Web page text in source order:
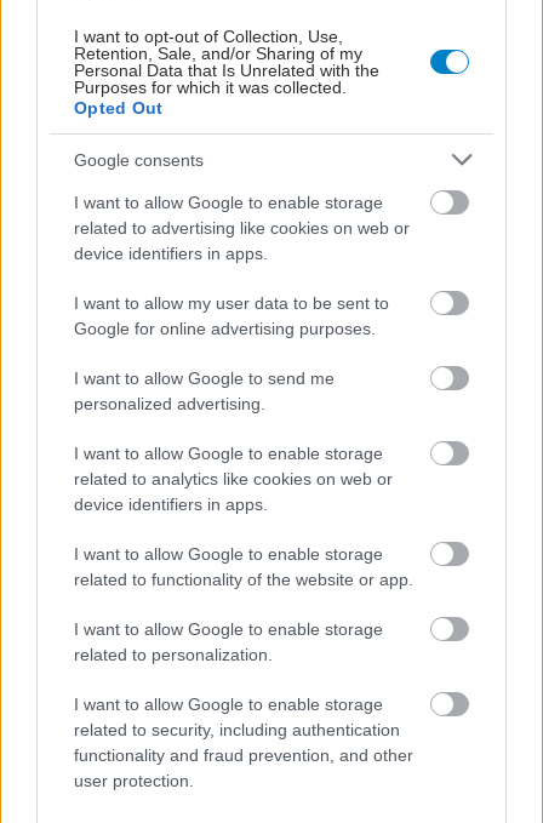
I want to opt-out of Collection, Use,
Retention, Sale, and/or Sharing of my
Personal Data that Is Unrelated with the
Purposes for which it was collected.
Opted Out
Google consents
I want to allow Google to enable storage
related to advertising like cookies on web or
device identifiers in apps.
I want to allow my user data to be sent to
Google for online advertising purposes.
I want to allow Google to send me
personalized advertising.
I want to allow Google to enable storage
related to analytics like cookies on web or
device identifiers in apps.
I want to allow Google to enable storage
related to functionality of the website or app.
I want to allow Google to enable storage
related to personalization.
I want to allow Google to enable storage
related to security, including authentication
functionality and fraud prevention, and other
user protection.